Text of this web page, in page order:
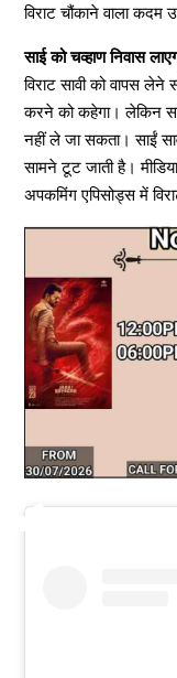
विराट चौंकाने वाला कदम
साई को चव्हाण निवास
विराट सावी को वापस
करने को कहेगा। लेकिन
नहीं ले जा सकता। साईं
सामने टूट जाती है।
अपकमिंग एपिसोड्स में